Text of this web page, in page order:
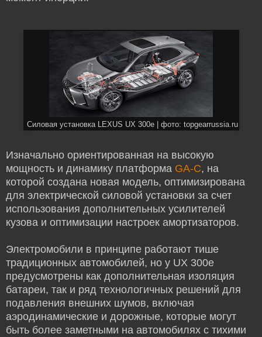
Силовая установка LEXUS UX 300e | фото: topgearrussia.ru
Изначально ориентированная на высокую
мощность и динамику платформа GA-C, на
которой создана новая модель, оптимизирована
для электрической силовой установки за счет
использования дополнительных усилителей
кузова и оптимизации настроек амортизаторов.
Электромобили в принципе работают тише
традиционных автомобилей, но у UX 300e
предусмотрены как дополнительная изоляция
батареи, так и ряд технологичных решений для
подавления внешних шумов, включая
аэродинамические и дорожные, которые могут
быть более заметными на автомобилях с тихими